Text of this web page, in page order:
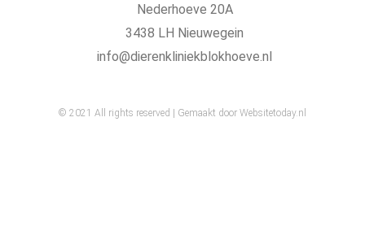
Nederhoeve 20A
3438 LH Nieuwegein
info@dierenkliniekblokhoeve.nl
© 2021 All rights reserved | Gemaakt door Websitetoday.nl